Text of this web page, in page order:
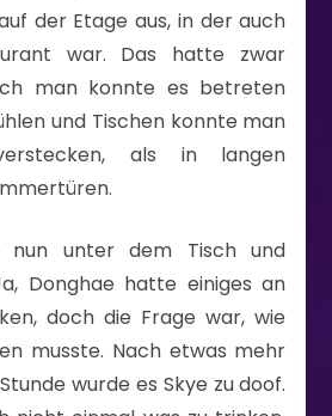
der Etage aus, in der auch
war. Das hatte zwar
man konnte es betreten
und Tischen konnte man
als in langen
nun unter dem Tisch und
Donghae hatte einiges an
doch die Frage war, wie
musste. Nach etwas mehr
wurde es Skye zu doof.